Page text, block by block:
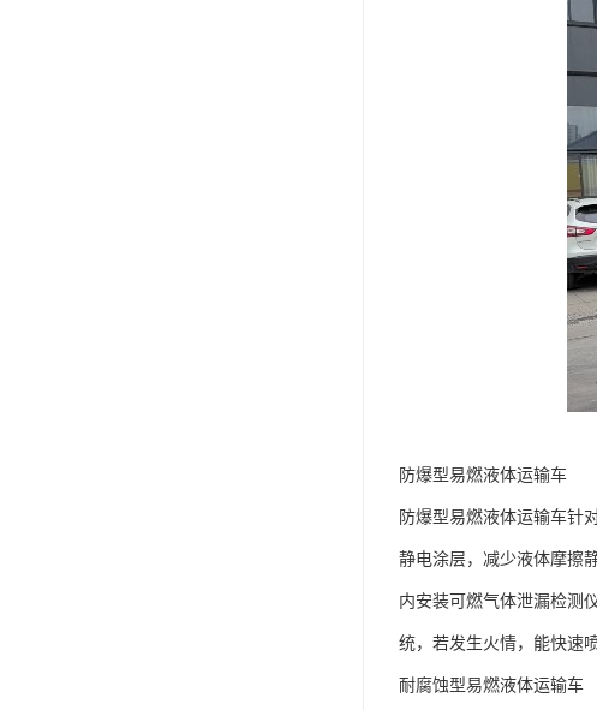
防爆型易燃液体运输车​
防爆型易燃液体运输车针
静电涂层，减少液体摩擦
内安装可燃气体泄漏检测
统，若发生火情，能快速
耐腐蚀型易燃液体运输车​